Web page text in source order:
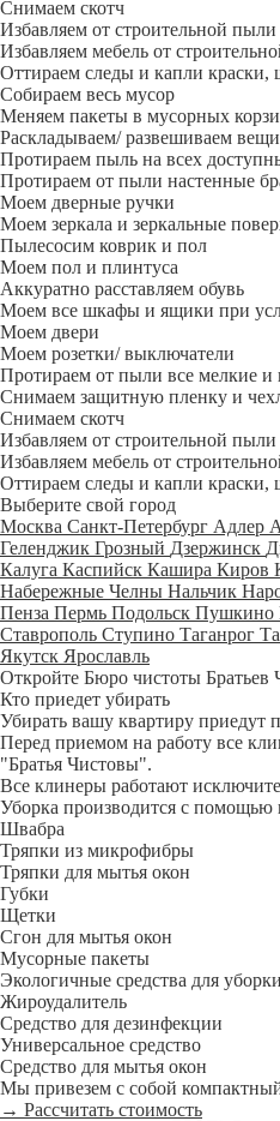
Снимаем скотч
Избавляем от строительной
Избавляем мебель от
Оттираем следы и капли краски,
Собираем весь мусор
Меняем пакеты в мусорных
Раскладываем/ развешиваем
Протираем пыль на всех
Протираем от пыли настенные
Моем дверные ручки
Моем зеркала и зеркальные
Пылесосим коврик и пол
Моем пол и плинтуса
Аккуратно расставляем обувь
Моем все шкафы и ящики при
Моем двери
Моем розетки/ выключатели
Протираем от пыли все мелкие
Снимаем защитную пленку и
Снимаем скотч
Избавляем от строительной
Избавляем мебель от
Оттираем следы и капли краски,
Выберите свой город
Москва Санкт-Петербург Адлер
Геленджик Грозный Дзержинск
Калуга Каспийск Кашира Киров
Набережные Челны Нальчик
Пенза Пермь Подольск Пушкино
Ставрополь Ступино Таганрог
Якутск Ярославль
Откройте Бюро чистоты Братьев
Кто приедет убирать
Убирать вашу квартиру приедут
Перед приемом на работу все
"Братья Чистовы".
Все клинеры работают
Уборка производится с помощью
Швабра
Тряпки из микрофибры
Тряпки для мытья окон
Губки
Щетки
Сгон для мытья окон
Мусорные пакеты
Экологичные средства для
Жироудалитель
Средство для дезинфекции
Универсальное средство
Средство для мытья окон
Мы привезем с собой
→ Рассчитать стоимость